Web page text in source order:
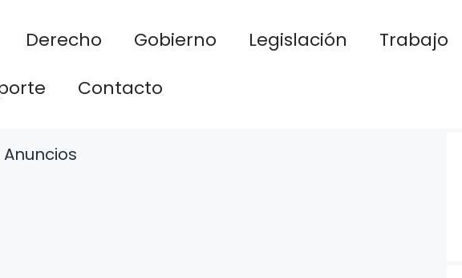
Derecho Gobierno Legislación Trabajo
Contacto
Anuncios